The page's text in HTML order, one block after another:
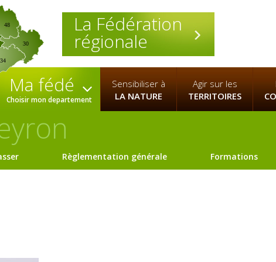
La Fédération
régionale
30
34
48
Ma fédé
Choisir mon departement
Sensibiliser à
LA NATURE
Agir sur les
TERRITOIRES
Règlementation générale Formations